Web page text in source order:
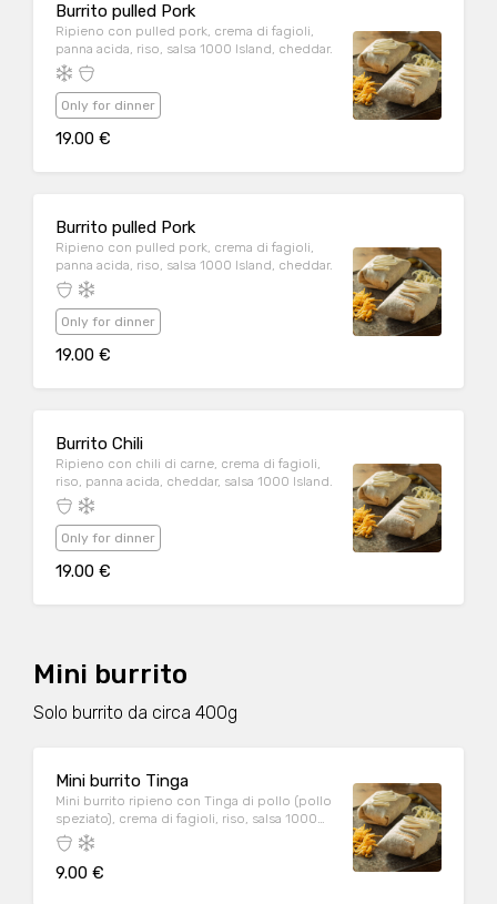
Burrito pulled Pork
Ripieno con pulled pork, crema di fagioli,
panna acida, riso, salsa 1000 Island, cheddar.
Only for dinner
19.00 €
Burrito pulled Pork
Ripieno con pulled pork, crema di fagioli,
panna acida, riso, salsa 1000 Island, cheddar.
Only for dinner
19.00 €
Burrito Chili
Ripieno con chili di carne, crema di fagioli,
riso, panna acida, cheddar, salsa 1000 Island.
Only for dinner
19.00 €
Mini burrito
Solo burrito da circa 400g
Mini burrito Tinga
Mini burrito ripieno con Tinga di pollo (pollo
speziato), crema di fagioli, riso, salsa 1000
Island, panna acida, formaggio
9.00 €